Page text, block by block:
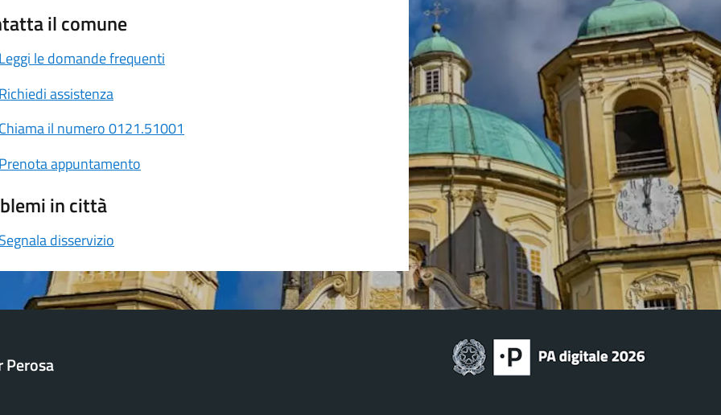
il comune
Leggi le domande frequenti
Richiedi assistenza
Chiama il numero 0121.51001
Prenota appuntamento
in città
Segnala disservizio
Perosa